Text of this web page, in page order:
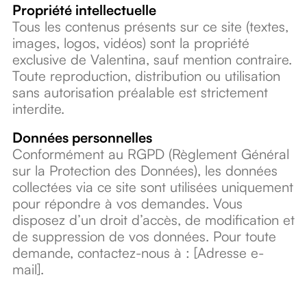
Propriété intellectuelle
Tous les contenus présents sur ce site (textes,
images, logos, vidéos) sont la propriété
exclusive de Valentina, sauf mention contraire.
Toute reproduction, distribution ou utilisation
sans autorisation préalable est strictement
interdite.
Données personnelles
Conformément au RGPD (Règlement Général
sur la Protection des Données), les données
collectées via ce site sont utilisées uniquement
pour répondre à vos demandes. Vous
disposez d’un droit d’accès, de modification et
de suppression de vos données. Pour toute
demande, contactez-nous à : [Adresse e-
mail].